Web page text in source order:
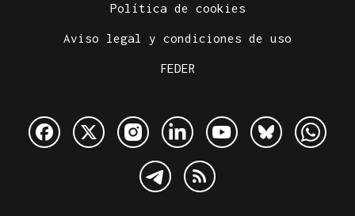
Política de cookies
Aviso legal y condiciones de uso
FEDER